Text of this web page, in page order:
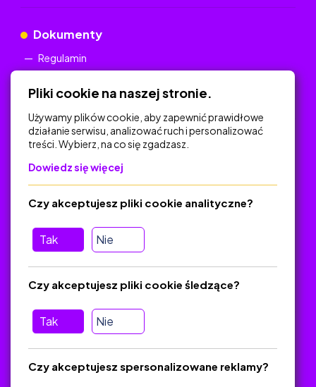
Dokumenty
Regulamin
Na skróty
Polityka Prywatności
O platformie
Baza materiałów dydaktycznych
Jak zostać autorem
Pliki cookie na naszej stronie.
Używamy plików cookie, aby zapewnić prawidłowe
działanie serwisu, analizować ruch i personalizować
treści. Wybierz, na co się zgadzasz.
Dowiedz się więcej
Tak Nie
Czy akceptujesz pliki cookie analityczne?
Tak Nie
Czy akceptujesz pliki cookie śledzące?
Czy akceptujesz spersonalizowane reklamy?